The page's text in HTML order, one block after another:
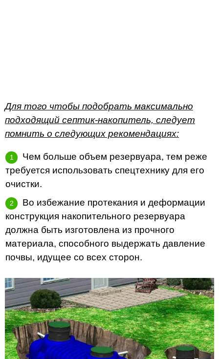
Для того чтобы подобрать максимально
подходящий септик-накопитель, следует
помнить о следующих рекомендациях:
Чем больше объем резервуара, тем реже
требуется использовать спецтехнику для его
очистки.
Во избежание протекания и деформации
конструкция накопительного резервуара
должна быть изготовлена из прочного
материала, способного выдержать давление
почвы, идущее со всех сторон.